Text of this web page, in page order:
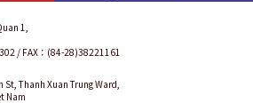
1,
/ FAX：(84-28)38221161
St, Thanh Xuan Trung Ward,
Nam